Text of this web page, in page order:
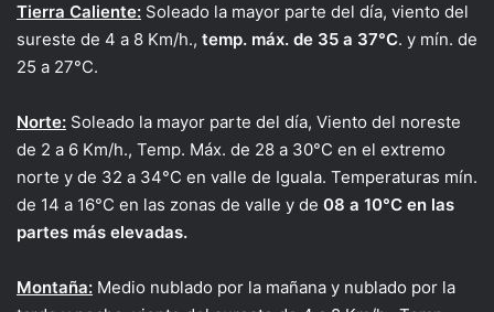
Tierra Caliente: Soleado la mayor parte del día, viento del
sureste de 4 a 8 Km/h., temp. máx. de 35 a 37°C. y mín. de
25 a 27°C.
Norte: Soleado la mayor parte del día, Viento del noreste
de 2 a 6 Km/h., Temp. Máx. de 28 a 30°C en el extremo
norte y de 32 a 34°C en valle de Iguala. Temperaturas mín.
de 14 a 16°C en las zonas de valle y de 08 a 10°C en las
partes más elevadas.
Montaña: Medio nublado por la mañana y nublado por la